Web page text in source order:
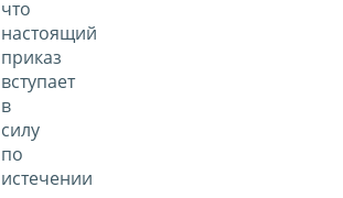
что
настоящий
приказ
вступает
в
силу
по
истечении